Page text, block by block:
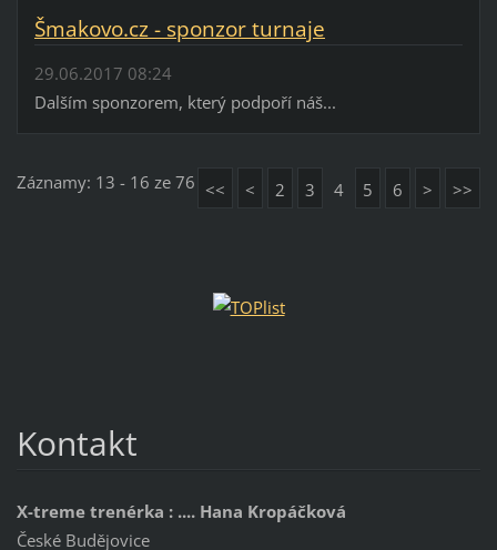
Šmakovo.cz - sponzor turnaje
29.06.2017 08:24
Dalším sponzorem, který podpoří náš...
Záznamy: 13 - 16 ze 76 << < 2 3 4 5 6 > >>
Kontakt
X-treme trenérka : .... Hana Kropáčková
České Budějovice